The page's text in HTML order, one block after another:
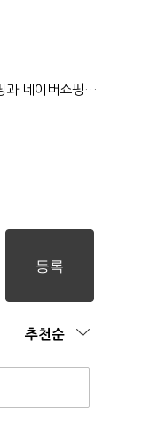
(2020 국감)4년연속 국감 나온 한성숙 "구글쇼핑과 네이버쇼핑 건은 달라"
추천순